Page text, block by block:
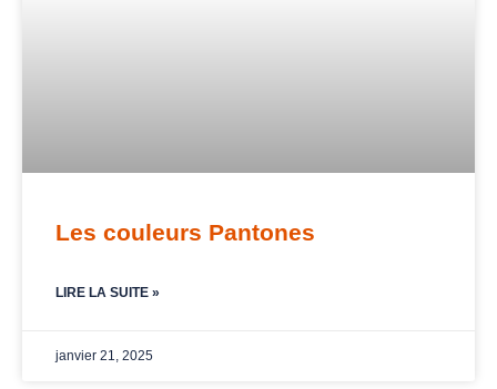
Les couleurs Pantones
LIRE LA SUITE »
janvier 21, 2025